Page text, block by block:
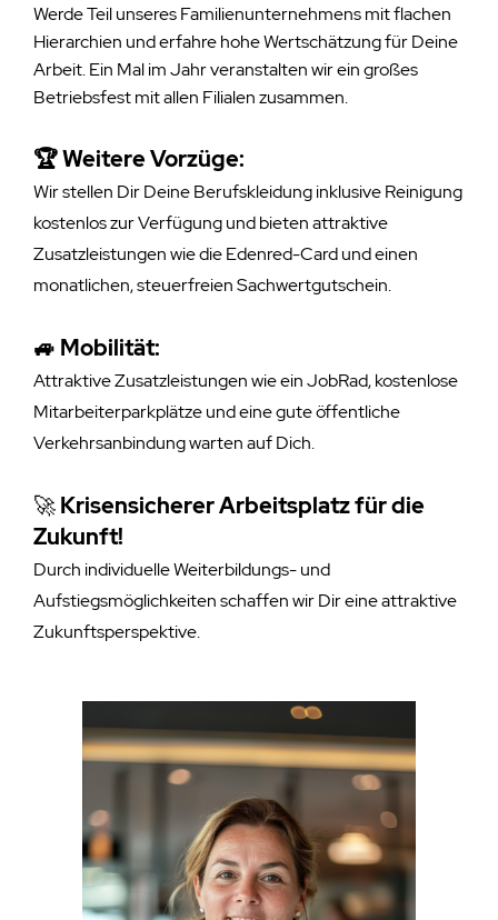
Werde Teil unseres Familienunternehmens mit flachen
Hierarchien und erfahre hohe Wertschätzung für Deine
Arbeit. Ein Mal im Jahr veranstalten wir ein großes
Betriebsfest mit allen Filialen zusammen.
🏆Weitere Vorzüge:
Wir stellen Dir Deine Berufskleidung inklusive Reinigung
kostenlos zur Verfügung und bieten attraktive
Zusatzleistungen wie die Edenred-Card und einen
monatlichen, steuerfreien Sachwertgutschein.
🚙 Mobilität:
Attraktive Zusatzleistungen wie ein JobRad, kostenlose
Mitarbeiterparkplätze und eine gute öffentliche
Verkehrsanbindung warten auf Dich.
🚀Krisensicherer Arbeitsplatz für die
Zukunft!
Durch individuelle Weiterbildungs- und
Aufstiegsmöglichkeiten schaffen wir Dir eine attraktive
Zukunftsperspektive.